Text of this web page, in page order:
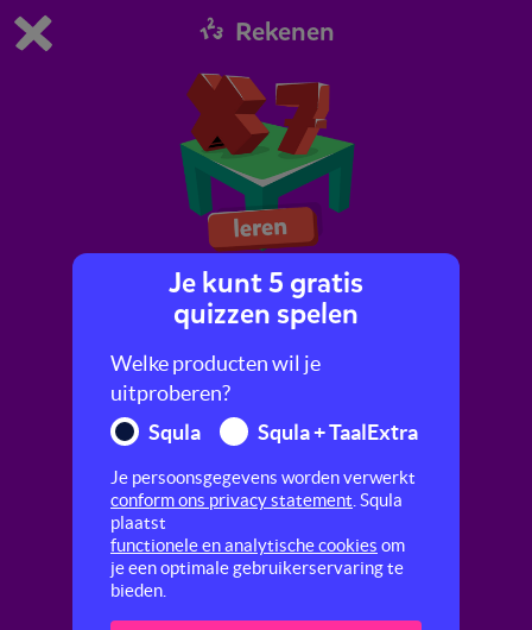
Dit is de gratis demo van Squla.
Bestel nu
Rekenen
Tafel van 7
Leer in stapjes de tafel van 7.
Je kunt 5 gratis
quizzen spelen
Welke producten wil je
uitproberen?
Squla
Squla + TaalExtra
Je persoonsgegevens worden verwerkt
conform ons privacy statement . Squla
plaatst
functionele en analytische cookies om
je een optimale gebruikerservaring te
bieden.